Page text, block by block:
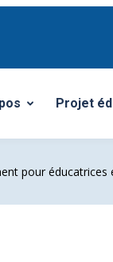
Fermer le sous-
Projet
pour